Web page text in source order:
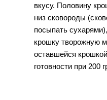
вкусу. Половину
низ сковороды
посыпать
крошку творожную
оставшейся
готовности при 200